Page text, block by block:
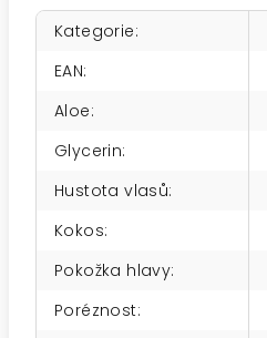
Kategorie:
EAN:
Aloe:
Glycerin:
Hustota vlasů:
Kokos:
Pokožka hlavy:
Poréznost: